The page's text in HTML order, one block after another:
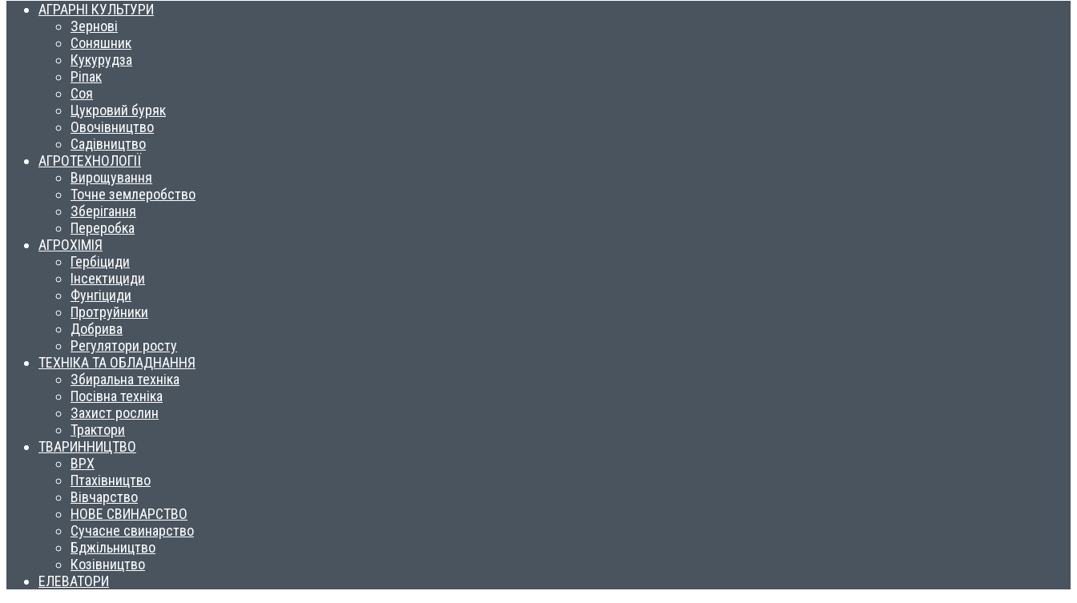
АГРАРНІ КУЛЬТУРИ
Зернові
Соняшник
Кукурудза
Ріпак
Соя
Цукровий буряк
Овочівництво
Садівництво
АГРОТЕХНОЛОГІЇ
Вирощування
Точне землеробство
Зберігання
Переробка
АГРОХІМІЯ
Гербіциди
Інсектициди
Фунгіциди
Протруйники
Добрива
Регулятори росту
ТЕХНІКА ТА ОБЛАДНАННЯ
Збиральна техніка
Посівна техніка
Захист рослин
Трактори
ТВАРИННИЦТВО
ВРХ
Птахівництво
Вівчарство
НОВЕ СВИНАРСТВО
Сучасне свинарство
Бджільництво
Козівництво
ЕЛЕВАТОРИ